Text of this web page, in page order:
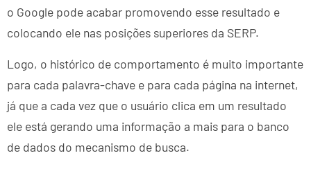
o Google pode acabar promovendo esse resultado e
colocando ele nas posições superiores da SERP.
Logo, o histórico de comportamento é muito importante
para cada palavra-chave e para cada página na internet,
já que a cada vez que o usuário clica em um resultado
ele está gerando uma informação a mais para o banco
de dados do mecanismo de busca.